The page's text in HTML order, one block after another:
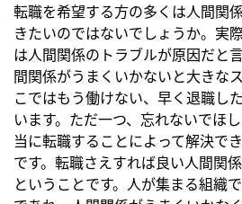
転職を希望する方の多くは人間関
きたいのではないでしょうか。実
は人間関係のトラブルが原因だと
間関係がうまくいかないと大きな
こではもう働けない、早く退職し
います。ただ一つ、忘れないでほ
当に転職することによって解決で
です。転職さえすれば良い人間関
ということです。人が集まる組織